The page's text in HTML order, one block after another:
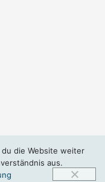
Schule
die Website weiter
aus.